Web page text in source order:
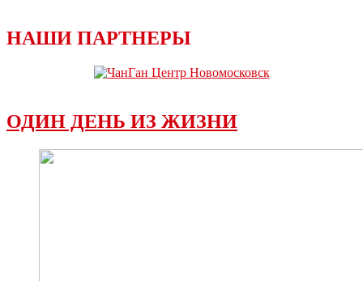
НАШИ ПАРТНЕРЫ
ОДИН ДЕНЬ ИЗ ЖИЗНИ